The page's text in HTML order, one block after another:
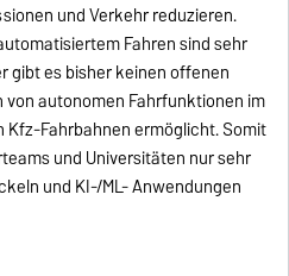
und Verkehr reduzieren.
Fahren sind sehr
gibt es bisher keinen offenen
autonomen Fahrfunktionen im
Fahrbahnen ermöglicht. Somit
und Universitäten nur sehr
und KI-/ML- Anwendungen